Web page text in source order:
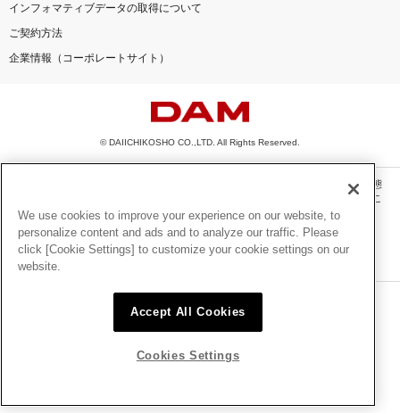
インフォマティブデータの取得について
ご契約方法
企業情報（コーポレートサイト）
© DAIICHIKOSHO CO.,LTD. All Rights Reserved.
このサイトに掲載されている一切の文章・画像・写真・動画・音声等を、手段や形態
を問わず、著作権法の定める範囲を超えて無断で複製、転載、ファイル化などするこ
とを禁じます。
楽曲及びコンテンツは、機種によりご利用いただけない場合があります。
楽曲及びコンテンツの配信日、配信内容が変更になる場合があります。
楽曲によりMYリスト保存ができない場合があります。
6602250213Y31015 6602250112Y38026 6602250240Y31015
6602250241Y45122
We use cookies to improve your experience on our website, to
personalize content and ads and to analyze our traffic. Please
click [Cookie Settings] to customize your cookie settings on our
website.
Accept All Cookies
Cookies Settings